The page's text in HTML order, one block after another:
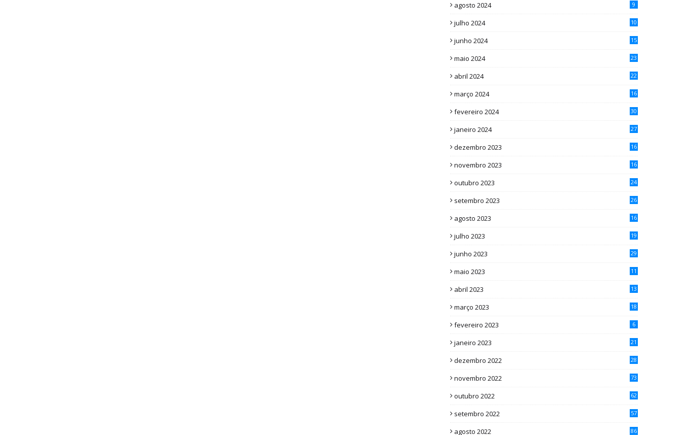
agosto 2024 9
julho 2024 10
junho 2024 15
maio 2024 23
abril 2024 22
março 2024 16
fevereiro 2024 30
janeiro 2024 27
dezembro 2023 16
novembro 2023 16
outubro 2023 24
setembro 2023 26
agosto 2023 16
julho 2023 19
junho 2023 29
maio 2023 11
abril 2023 13
março 2023 18
fevereiro 2023 6
janeiro 2023 21
dezembro 2022 28
novembro 2022 73
outubro 2022 62
setembro 2022 57
agosto 2022 86